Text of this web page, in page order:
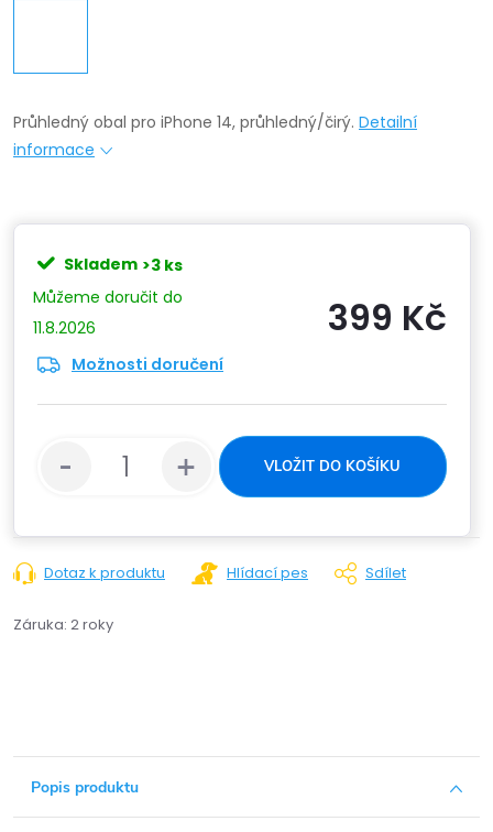
Průhledný obal pro iPhone 14, průhledný/čirý. Detailní
informace
Skladem >3 ks
11.8.2026
Možnosti doručení
399 Kč
VLOŽIT DO KOŠÍKU
Dotaz k produktu Hlídací pes Sdílet
Záruka: 2 roky
Popis produktu